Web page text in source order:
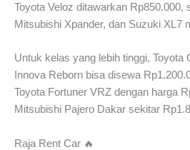
Toyota Veloz ditawarkan Rp850.000,
Mitsubishi Xpander, dan Suzuki XL7
Untuk kelas yang lebih tinggi, Toyota
Innova Reborn bisa disewa
Toyota Fortuner VRZ dengan harga
Mitsubishi Pajero Dakar sekitar
Raja Rent Car 🔥